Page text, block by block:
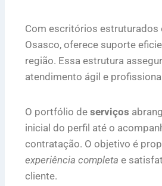
Com escritórios estruturados
Osasco, oferece suporte
região. Essa estrutura
atendimento ágil e
O portfólio de serviços
inicial do perfil até o
contratação. O objetivo é
experiência completa e
cliente.